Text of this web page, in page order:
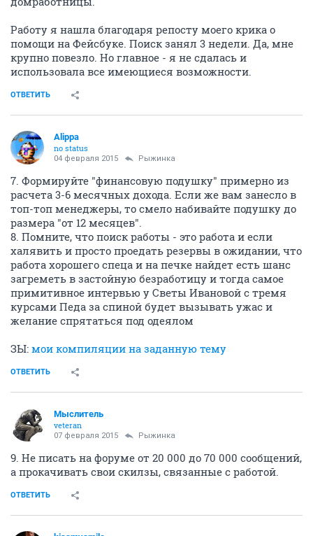
актуально, если у вас нет финансовой подушки на
3. Составляйте отдельное резюме на каждую
искомую вакансию - включайте туда только тот
опыт, который подходит в данном случае. Никому не
Кей, если вы ищете работу руководителя. Лишнюю
информацию долой, если у кого будут вопросы - на
собеседовании скажете, вскользь и без подробностей.
4. Объем резюме желателен не более 1 страницы,
обрабатывать. Подробнее про оформление резюме
читаем тут .
5. Зарегистрируйтесь на бирже труда. Плюсы: 1) хоть
какая-то копейка оттуда будет капать.
Причем если вас уволили по сокращению, то
фактически вся зп! Поэтому очень важно добиться,
чтобы в трудовой при увольнении по сокращению не
было написано - по соглашению сторон или по
собственному желанию.
6.Никогда не сдавайтесь!
______________________
Я все так и делала. Обзвонила/написала всем
друзьям - аська, форумы, соц.сети. Искала себе
работу в двух сферах - сервисные услуги (клининг) и
административной.
При этом окучила еще зоомагазины в своем районе
(т.к. люблю и много лет уже содержу кошек и собаку,
знаю много об ассортименте этих магазинов) и точки